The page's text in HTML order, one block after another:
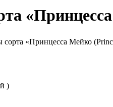
«Принцесса Мейко
)